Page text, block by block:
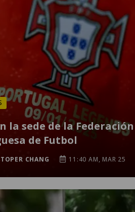
la sede de la Federación
de Futbol
CHANG 11:40 AM, MAR 25